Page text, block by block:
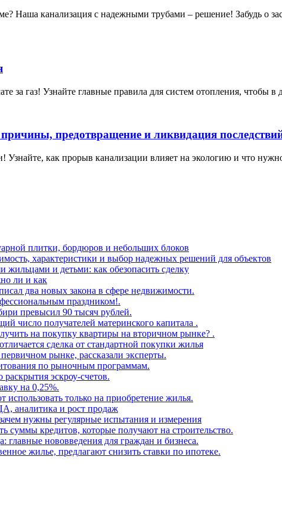
Наша канализация с надежными трубами – решение! Забудь о
за газ! Узнайте главные правила для систем отопления,
предотвращение и ликвидация
как прорыв канализации влияет на экологию и что
плитки, бордюров и небольших блоков
характеристики и выбор надежных решений для объектов
и детьми: как обезопасить сделку
ли и как
два новых закона в сфере недвижимости.
праздником!.
превысил 90 тысяч рублей.
число получателей материнского капитала .
на покупку квартиры на вторичном рынке? .
сделка от стандартной покупки жилья
рынке, рассказали эксперты.
по рыночным программам.
эскроу-счетов.
на 0,25%.
только на приобретение жилья.
аналитика и рост продаж
нужны регулярные испытания и измерения
суммы кредитов, которые получают на строительство.
главные нововведения для граждан и бизнеса.
жилье, предлагают снизить ставки по ипотеке.